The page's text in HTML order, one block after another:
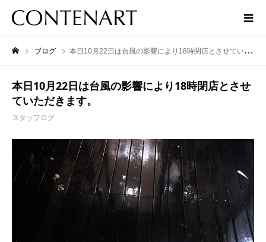
ブログ 本日10月22日は台風の影響により18時閉店とさせていただきます。
本日10月22日は台風の影響により18時閉店とさせ
ていただきます。
スタッフログ